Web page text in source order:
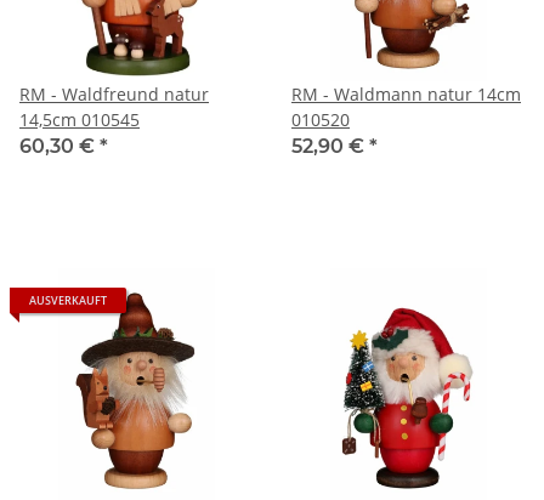
RM - Waldfreund natur
14,5cm 010545
60,30 € *
RM - Waldmann natur 14cm
010520
52,90 € *
AUSVERKAUFT